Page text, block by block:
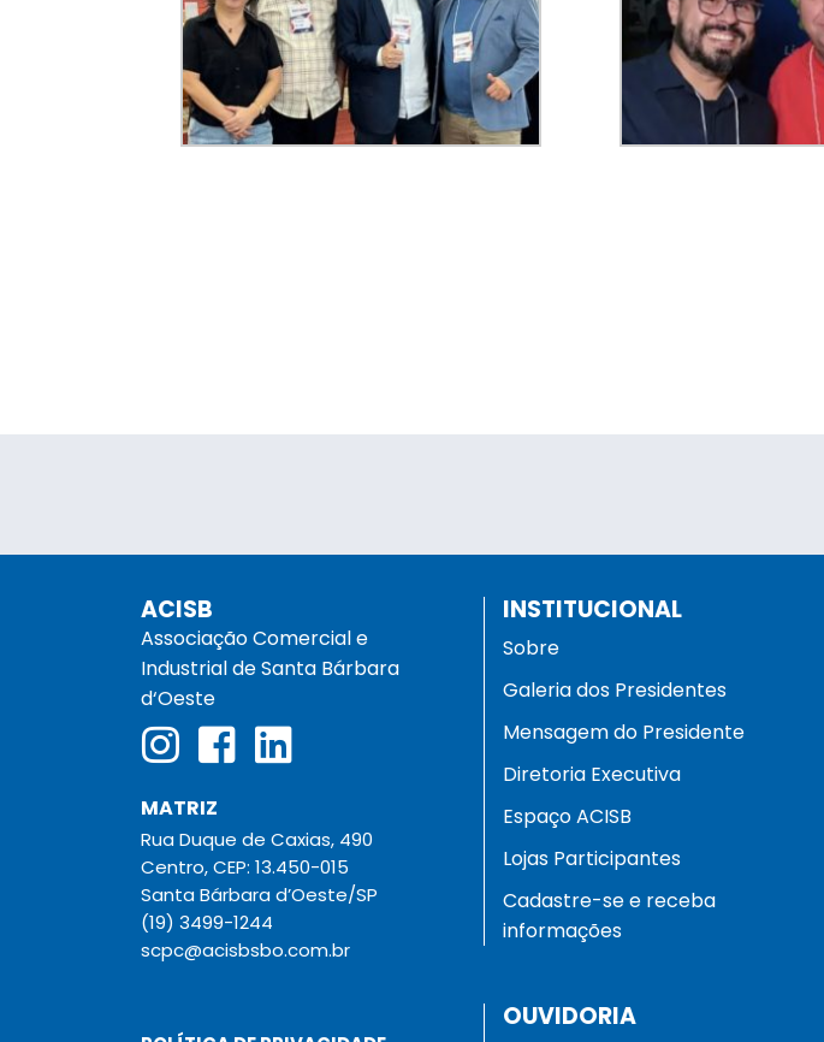
ACISB
Associação Comercial e
Industrial de Santa Bárbara
d‘Oeste
MATRIZ
Rua Duque de Caxias, 490
Centro, CEP: 13.450-015
Santa Bárbara d’Oeste/SP
(19) 3499-1244
scpc@acisbsbo.com.br
INSTITUCIONAL
Sobre
Galeria dos Presidentes
Mensagem do Presidente
Diretoria Executiva
Espaço ACISB
Lojas Participantes
Cadastre-se e receba
informações
OUVIDORIA